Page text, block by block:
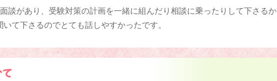
談があり、受験対策の計画を一緒に組んだり相談に乗ったりして下さるか
て下さるのでとても話しやすかったです。